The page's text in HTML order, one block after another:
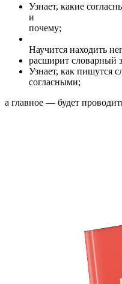
Узнает, какие
и
почему;
Научится находить
расширит словарный
Узнает, как пишутся
согласными;
а главное — будет